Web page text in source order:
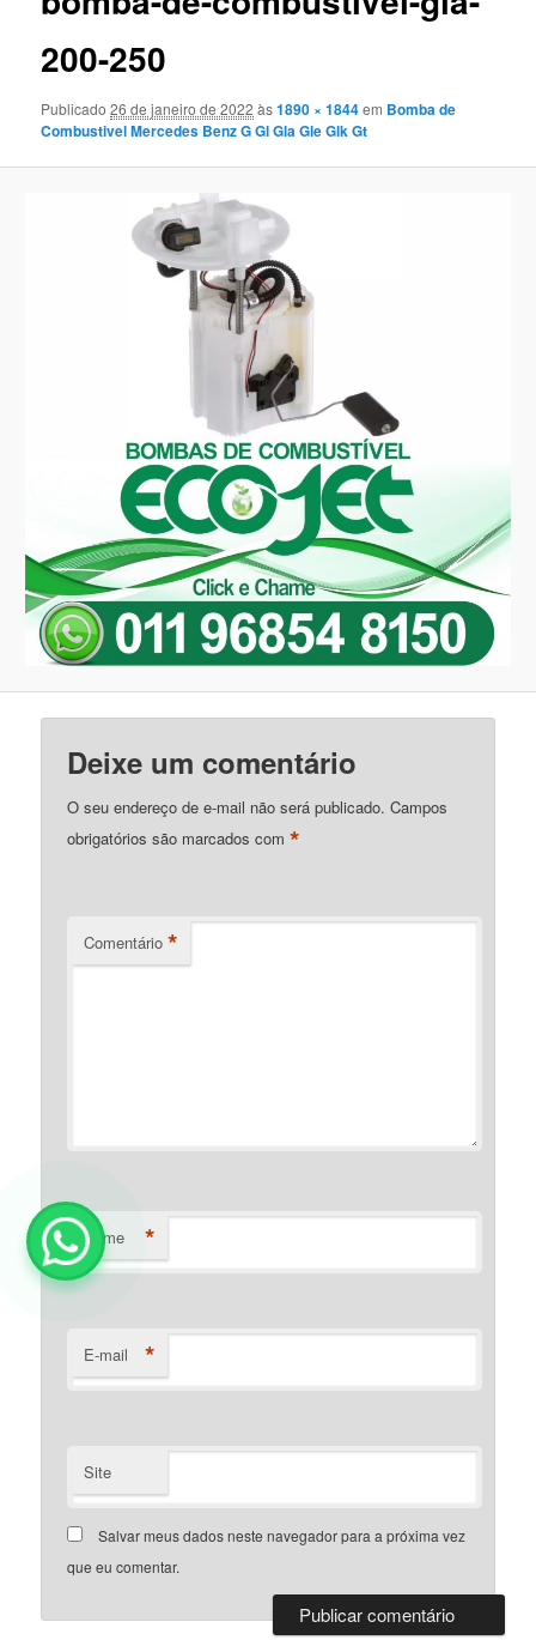
200-250
Publicado26 de janeiro de 2022 às1890 × 1844em Bomba de
Combustivel Mercedes Benz G Gl Gla Gle Glk Gt
Deixe um comentário
O seu endereço de e-mail não será publicado. Campos
obrigatórios são marcados com*
Comentário *
Nome *
E-mail *
Site
Salvar meus dados neste navegador para a próxima vez
que eu comentar.